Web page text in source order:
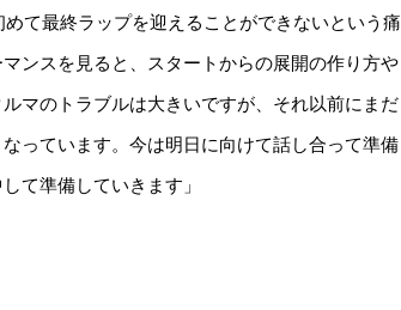
て最終ラップを迎えることができないという痛
ンスを見ると、スタートからの展開の作り方や
マのトラブルは大きいですが、それ以前にまだ
っています。今は明日に向けて話し合って準備
て準備していきます」